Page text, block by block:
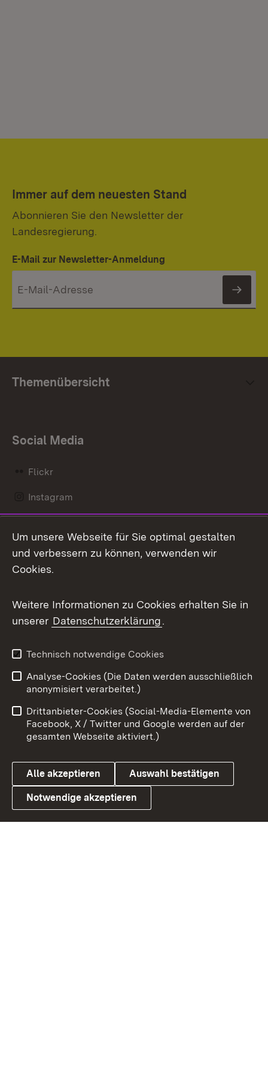
Immer auf dem neuesten Stand
Abonnieren Sie den Newsletter der
Landesregierung.
E-Mail zur Newsletter-Anmeldung
Themenübersicht
Social Media
Flickr
Instagram
Mastodon
Messenger
Social Wall
X / Twitter
Youtube
Link zum Landesportal
Benutzungshinweise
Barrierefreiheit
Datenschutz
Cookies
Um unsere Webseite für Sie optimal gestalten
und verbessern zu können, verwenden wir
Cookies.
Weitere Informationen zu Cookies erhalten Sie in
unserer Datenschutzerklärung.
Technisch notwendige Cookies
Analyse-Cookies (Die Daten werden ausschließlich
anonymisiert verarbeitet.)
Drittanbieter-Cookies (Social-Media-Elemente von
Facebook, X / Twitter und Google werden auf der
gesamten Webseite aktiviert.)
Alle akzeptieren Auswahl bestätigen
Notwendige akzeptieren